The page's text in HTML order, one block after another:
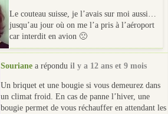
Le couteau suisse, je l’avais sur moi aussi…
jusqu’au jour où on me l’a pris à l’aéroport
car interdit en avion 🙁
Souriane a répondu il y a 12 ans et 9 mois
Un briquet et une bougie si vous demeurez dans
un climat froid. En cas de panne l’hiver, une
bougie permet de vous réchauffer en attendant les